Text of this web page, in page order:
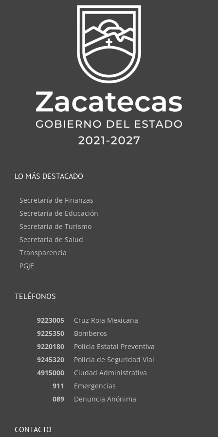
TELÉFONOS
9223005
Cruz Roja Mexicana
9225350
Bomberos
9220180
Policía Estatal Preventiva
9245320
Policía de Seguridad Vial
4915000
Ciudad Administrativa
911
Emergencias
089
Denuncia Anónima
LO MÁS DESTACADO
Secretaría de Finanzas
Secretaría de Educación
Secretaría de Turismo
Secretaría de Salud
Transparencia
PGJE
CONTACTO